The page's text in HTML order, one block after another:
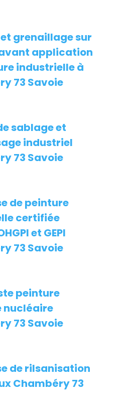
grenaillage sur
application
industrielle à
73 Savoie
sablage et
industriel
73 Savoie
de peinture
certifiée
et GEPI
73 Savoie
peinture
nucléaire
73 Savoie
de rilsanisation
Chambéry 73